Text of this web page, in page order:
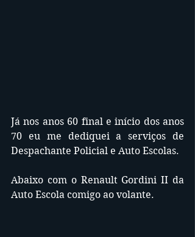
Já nos anos 60 final e início dos anos
70 eu me dediquei a serviços de
Despachante Policial e Auto Escolas.
Abaixo com o Renault Gordini II da
Auto Escola comigo ao volante.